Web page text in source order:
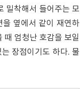
밀착해서 들어주는 모
을 옆에서 같이 재연하
때 엄청난 호감을 보일
장점이기도 하다. 물